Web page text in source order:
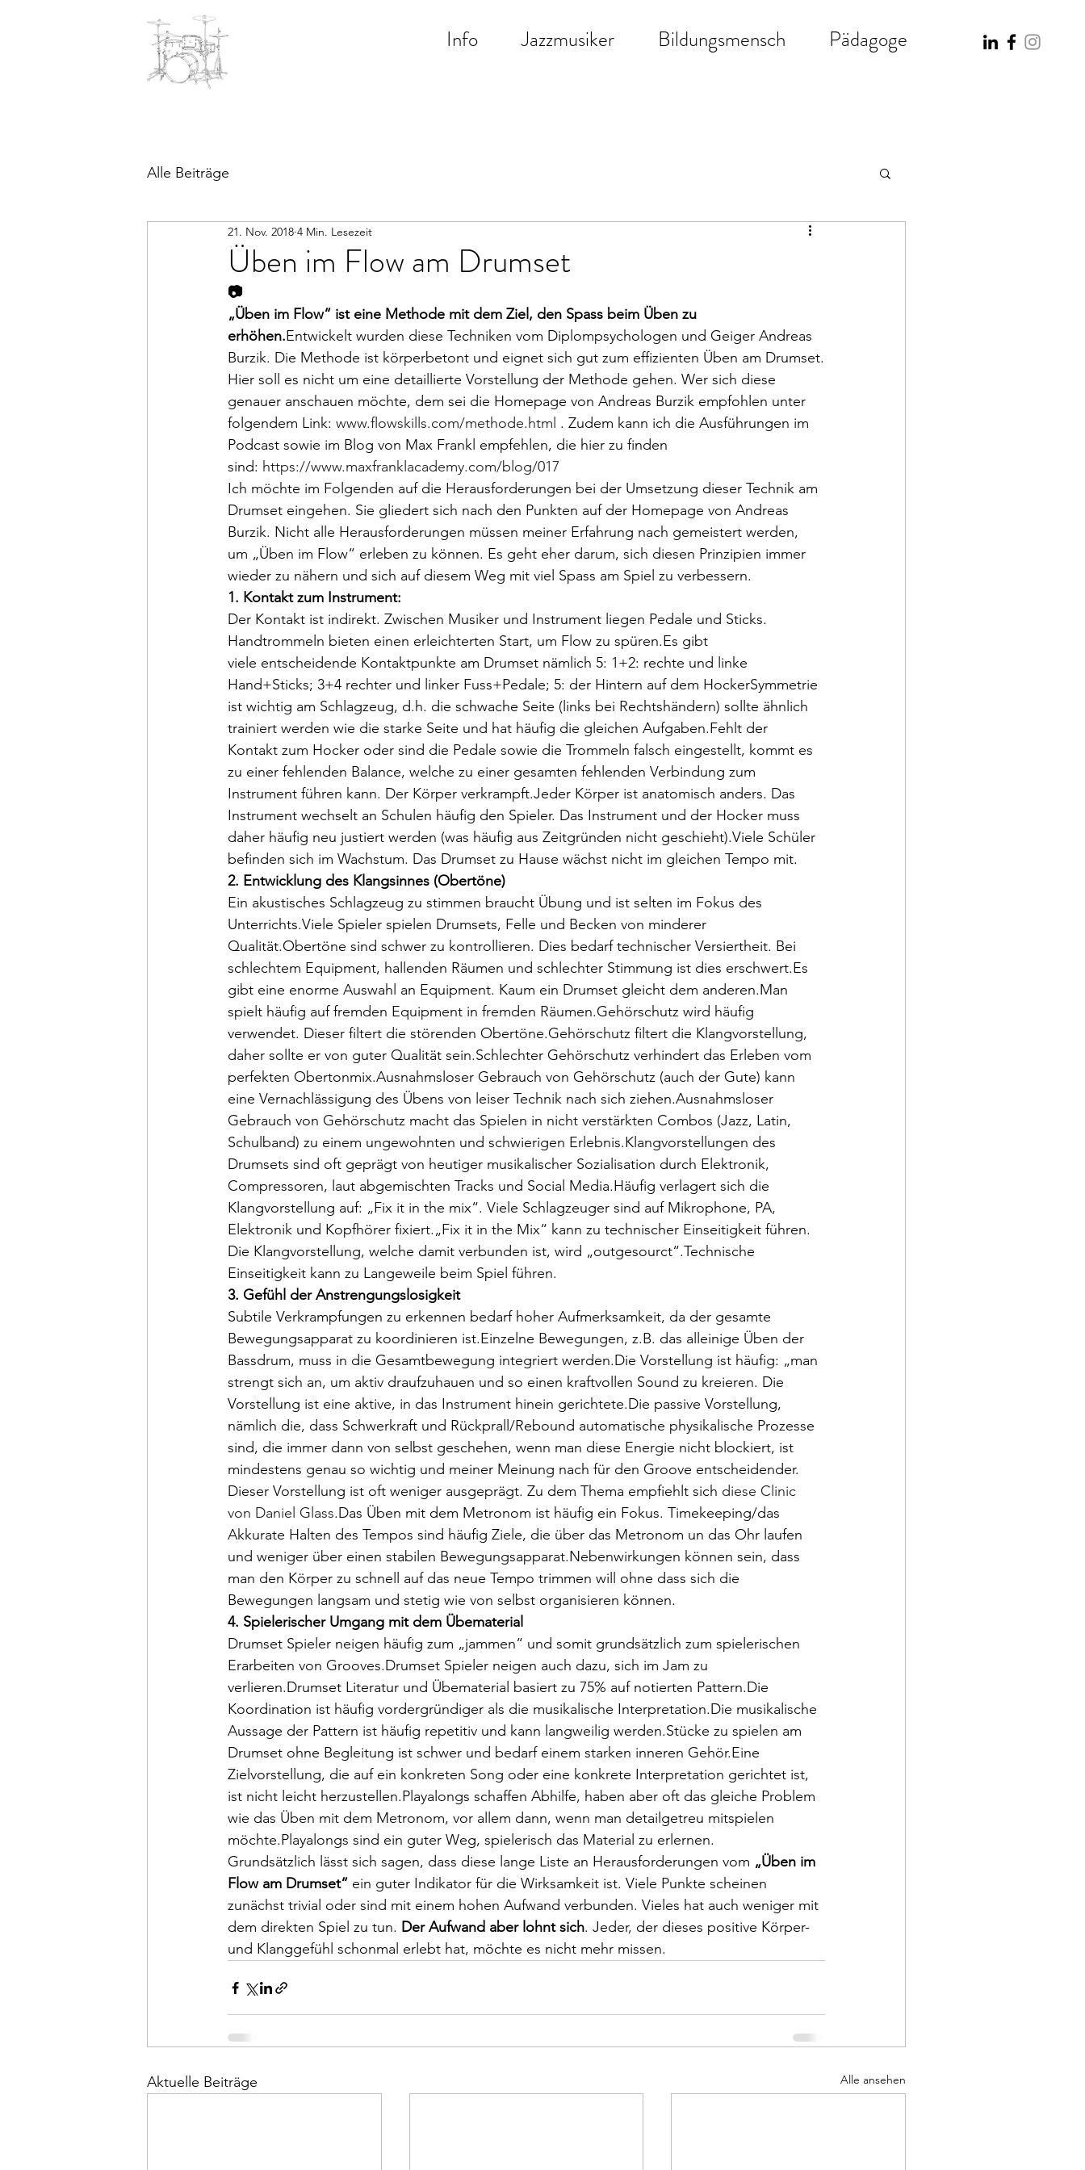
Info Jazzmusiker Bildungsmensch Pädagoge
Alle Beiträge
Üben im Flow am Drumset
21. Nov. 2018 4 Min. Lesezeit
📷
„Üben im Flow“ ist eine Methode mit dem Ziel, den Spass beim Üben zu
erhöhen.Entwickelt wurden diese Techniken vom Diplompsychologen und Geiger Andreas
Burzik. Die Methode ist körperbetont und eignet sich gut zum effizienten Üben am Drumset.
Hier soll es nicht um eine detaillierte Vorstellung der Methode gehen. Wer sich diese
genauer anschauen möchte, dem sei die Homepage von Andreas Burzik empfohlen unter
folgendem Link: www.flowskills.com/methode.html . Zudem kann ich die Ausführungen im
Podcast sowie im Blog von Max Frankl empfehlen, die hier zu finden
sind: https://www.maxfranklacademy.com/blog/017
Ich möchte im Folgenden auf die Herausforderungen bei der Umsetzung dieser Technik am
Drumset eingehen. Sie gliedert sich nach den Punkten auf der Homepage von Andreas
Burzik. Nicht alle Herausforderungen müssen meiner Erfahrung nach gemeistert werden,
um „Üben im Flow“ erleben zu können. Es geht eher darum, sich diesen Prinzipien immer
wieder zu nähern und sich auf diesem Weg mit viel Spass am Spiel zu verbessern.
1. Kontakt zum Instrument:
Der Kontakt ist indirekt. Zwischen Musiker und Instrument liegen Pedale und Sticks.
Handtrommeln bieten einen erleichterten Start, um Flow zu spüren.Es gibt
viele entscheidende Kontaktpunkte am Drumset nämlich 5: 1+2: rechte und linke
Hand+Sticks; 3+4 rechter und linker Fuss+Pedale; 5: der Hintern auf dem HockerSymmetrie
ist wichtig am Schlagzeug, d.h. die schwache Seite (links bei Rechtshändern) sollte ähnlich
trainiert werden wie die starke Seite und hat häufig die gleichen Aufgaben.Fehlt der
Kontakt zum Hocker oder sind die Pedale sowie die Trommeln falsch eingestellt, kommt es
zu einer fehlenden Balance, welche zu einer gesamten fehlenden Verbindung zum
Instrument führen kann. Der Körper verkrampft.Jeder Körper ist anatomisch anders. Das
Instrument wechselt an Schulen häufig den Spieler. Das Instrument und der Hocker muss
daher häufig neu justiert werden (was häufig aus Zeitgründen nicht geschieht).Viele Schüler
befinden sich im Wachstum. Das Drumset zu Hause wächst nicht im gleichen Tempo mit.
2. Entwicklung des Klangsinnes (Obertöne)
Ein akustisches Schlagzeug zu stimmen braucht Übung und ist selten im Fokus des
Unterrichts.Viele Spieler spielen Drumsets, Felle und Becken von minderer
Qualität.Obertöne sind schwer zu kontrollieren. Dies bedarf technischer Versiertheit. Bei
schlechtem Equipment, hallenden Räumen und schlechter Stimmung ist dies erschwert.Es
gibt eine enorme Auswahl an Equipment. Kaum ein Drumset gleicht dem anderen.Man
spielt häufig auf fremden Equipment in fremden Räumen.Gehörschutz wird häufig
verwendet. Dieser filtert die störenden Obertöne.Gehörschutz filtert die Klangvorstellung,
daher sollte er von guter Qualität sein.Schlechter Gehörschutz verhindert das Erleben vom
perfekten Obertonmix.Ausnahmsloser Gebrauch von Gehörschutz (auch der Gute) kann
eine Vernachlässigung des Übens von leiser Technik nach sich ziehen.Ausnahmsloser
Gebrauch von Gehörschutz macht das Spielen in nicht verstärkten Combos (Jazz, Latin,
Schulband) zu einem ungewohnten und schwierigen Erlebnis.Klangvorstellungen des
Drumsets sind oft geprägt von heutiger musikalischer Sozialisation durch Elektronik,
Compressoren, laut abgemischten Tracks und Social Media.Häufig verlagert sich die
Klangvorstellung auf: „Fix it in the mix“. Viele Schlagzeuger sind auf Mikrophone, PA,
Elektronik und Kopfhörer fixiert.„Fix it in the Mix“ kann zu technischer Einseitigkeit führen.
Die Klangvorstellung, welche damit verbunden ist, wird „outgesourct“.Technische
Einseitigkeit kann zu Langeweile beim Spiel führen.
3. Gefühl der Anstrengungslosigkeit
Subtile Verkrampfungen zu erkennen bedarf hoher Aufmerksamkeit, da der gesamte
Bewegungsapparat zu koordinieren ist.Einzelne Bewegungen, z.B. das alleinige Üben der
Bassdrum, muss in die Gesamtbewegung integriert werden.Die Vorstellung ist häufig: „man
strengt sich an, um aktiv draufzuhauen und so einen kraftvollen Sound zu kreieren. Die
Vorstellung ist eine aktive, in das Instrument hinein gerichtete.Die passive Vorstellung,
nämlich die, dass Schwerkraft und Rückprall/Rebound automatische physikalische Prozesse
sind, die immer dann von selbst geschehen, wenn man diese Energie nicht blockiert, ist
mindestens genau so wichtig und meiner Meinung nach für den Groove entscheidender.
Dieser Vorstellung ist oft weniger ausgeprägt. Zu dem Thema empfiehlt sich diese Clinic
von Daniel Glass.Das Üben mit dem Metronom ist häufig ein Fokus. Timekeeping/das
Akkurate Halten des Tempos sind häufig Ziele, die über das Metronom un das Ohr laufen
und weniger über einen stabilen Bewegungsapparat.Nebenwirkungen können sein, dass
man den Körper zu schnell auf das neue Tempo trimmen will ohne dass sich die
Bewegungen langsam und stetig wie von selbst organisieren können.
4. Spielerischer Umgang mit dem Übematerial
Drumset Spieler neigen häufig zum „jammen“ und somit grundsätzlich zum spielerischen
Erarbeiten von Grooves.Drumset Spieler neigen auch dazu, sich im Jam zu
verlieren.Drumset Literatur und Übematerial basiert zu 75% auf notierten Pattern.Die
Koordination ist häufig vordergründiger als die musikalische Interpretation.Die musikalische
Aussage der Pattern ist häufig repetitiv und kann langweilig werden.Stücke zu spielen am
Drumset ohne Begleitung ist schwer und bedarf einem starken inneren Gehör.Eine
Zielvorstellung, die auf ein konkreten Song oder eine konkrete Interpretation gerichtet ist,
ist nicht leicht herzustellen.Playalongs schaffen Abhilfe, haben aber oft das gleiche Problem
wie das Üben mit dem Metronom, vor allem dann, wenn man detailgetreu mitspielen
möchte.Playalongs sind ein guter Weg, spielerisch das Material zu erlernen.
Grundsätzlich lässt sich sagen, dass diese lange Liste an Herausforderungen vom „Üben im
Flow am Drumset“ ein guter Indikator für die Wirksamkeit ist. Viele Punkte scheinen
zunächst trivial oder sind mit einem hohen Aufwand verbunden. Vieles hat auch weniger mit
dem direkten Spiel zu tun. Der Aufwand aber lohnt sich. Jeder, der dieses positive Körper-
und Klanggefühl schonmal erlebt hat, möchte es nicht mehr missen.
Aktuelle Beiträge Alle ansehen